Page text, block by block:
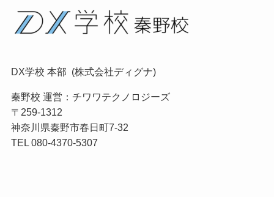
DX学校 本部 (株式会社ディグナ)
秦野校 運営： チワワテクノロジーズ
〒259-1312
神奈川県秦野市春日町7-32
TEL 080-4370-5307